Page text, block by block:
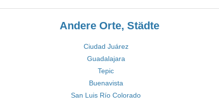
Andere Orte, Städte
Ciudad Juárez
Guadalajara
Tepic
Buenavista
San Luis Río Colorado